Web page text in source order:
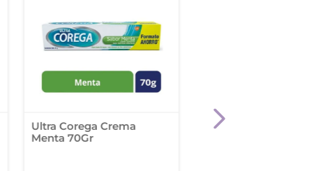
Ultra Corega Crema
Menta 70Gr
Corega Tabs